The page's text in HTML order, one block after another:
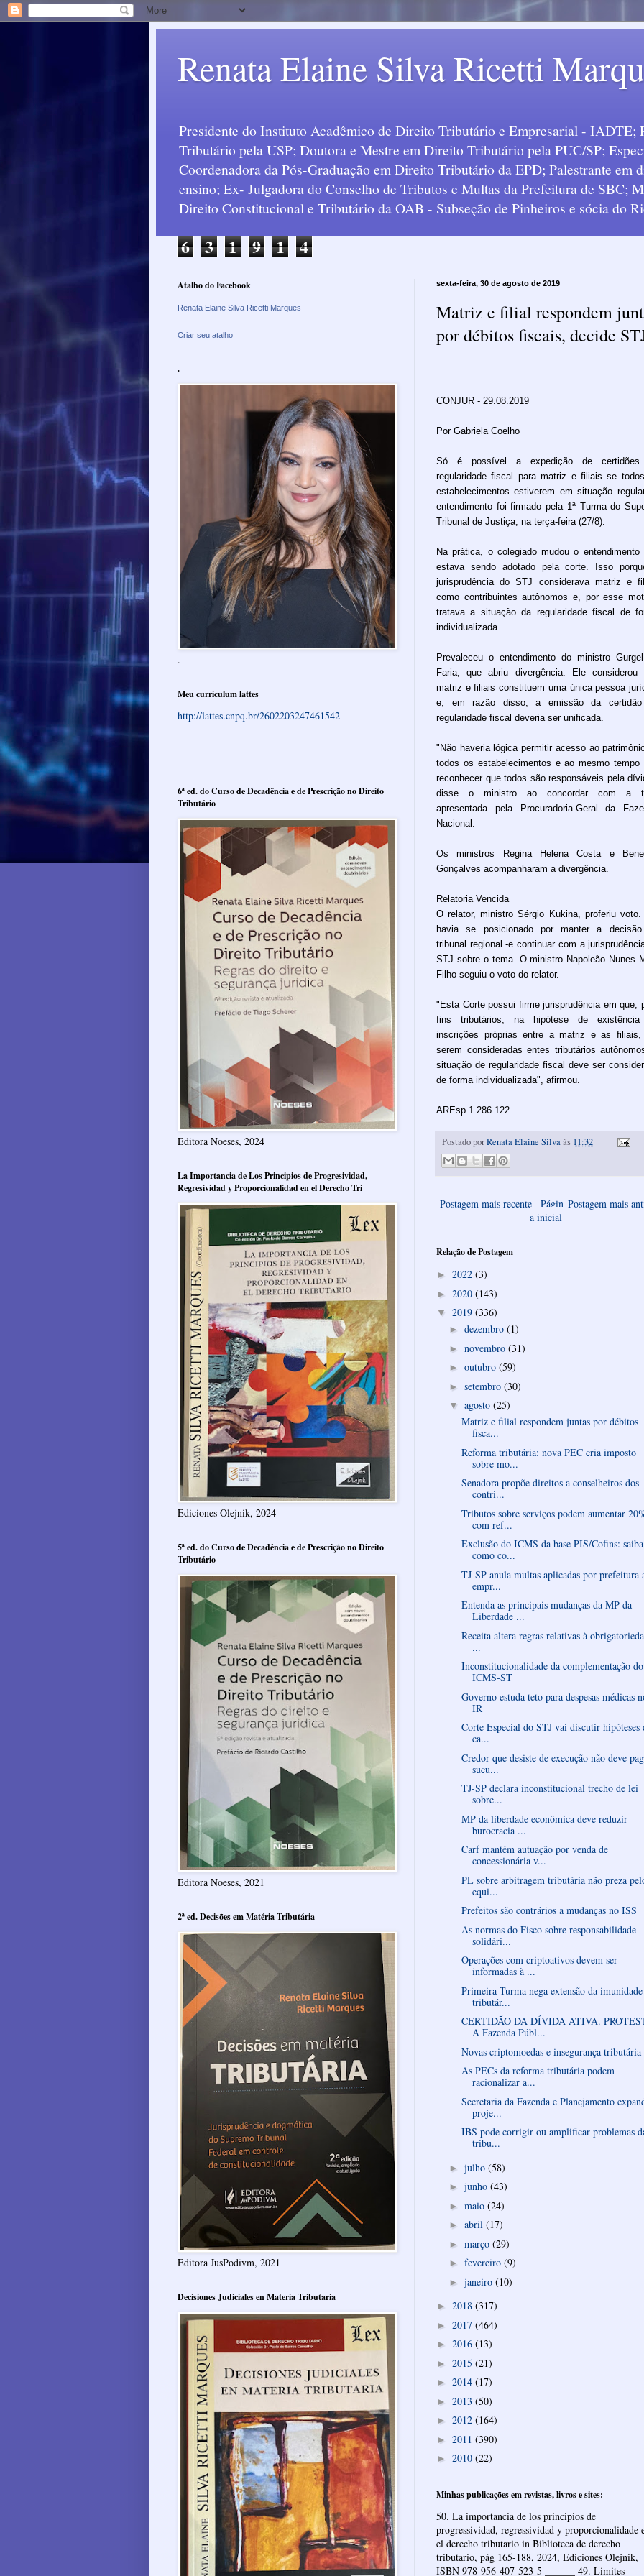
Renata Elaine Silva Ricetti
Presidente do Instituto Acadêmico de Direito Tributário e Empresarial - IADTE;
Tributário pela USP; Doutora e Mestre em Direito Tributário pela PUC/SP;
Coordenadora da Pós-Graduação em Direito Tributário da EPD; Palestrante em
ensino; Ex- Julgadora do Conselho de Tributos e Multas da Prefeitura de SBC;
Direito Constitucional e Tributário da OAB - Subseção de Pinheiros e sócia do
6 3 1 9 1 4
sexta-feira, 30 de agosto de 2019
Matriz e filial respondem
por débitos fiscais, decide
CONJUR - 29.08.2019
Por Gabriela Coelho
Só é possível a expedição de
regularidade fiscal para matriz e filiais se
estabelecimentos estiverem em situação
entendimento foi firmado pela 1ª Turma do
Tribunal de Justiça, na terça-feira (27/8).
Na prática, o colegiado mudou o entendimento
estava sendo adotado pela corte. Isso
jurisprudência do STJ considerava matriz e
como contribuintes autônomos e, por esse
tratava a situação da regularidade fiscal de
individualizada.
Prevaleceu o entendimento do ministro
Faria, que abriu divergência. Ele considerou
matriz e filiais constituem uma única pessoa
e, em razão disso, a emissão da
regularidade fiscal deveria ser unificada.
"Não haveria lógica permitir acesso ao
todos os estabelecimentos e ao mesmo tempo
reconhecer que todos são responsáveis pela
disse o ministro ao concordar com a
apresentada pela Procuradoria-Geral da
Nacional.
Os ministros Regina Helena Costa e
Gonçalves acompanharam a divergência.
Relatoria Vencida
O relator, ministro Sérgio Kukina, proferiu voto.
havia se posicionado por manter a
tribunal regional -e continuar com a
STJ sobre o tema. O ministro Napoleão Nunes
Filho seguiu o voto do relator.
"Esta Corte possui firme jurisprudência em que,
fins tributários, na hipótese de
inscrições próprias entre a matriz e as filiais,
serem consideradas entes tributários
situação de regularidade fiscal deve ser
de forma individualizada", afirmou.
AREsp 1.286.122
Postado porRenata Elaine Silvaàs 11:32
Postagem mais recente Postagem mais
Págin
a inicial
Relação de Postagem
► 2022 (3)
► 2020 (143)
▼ 2019 (336)
► dezembro (1)
► novembro (31)
► outubro (59)
► setembro (30)
▼ agosto (25)
Matriz e filial respondem juntas por débitos
fisca...
Reforma tributária: nova PEC cria imposto
sobre mo...
Senadora propõe direitos a conselheiros dos
contri...
Tributos sobre serviços podem aumentar
com ref...
Exclusão do ICMS da base PIS/Cofins: saiba
como co...
TJ-SP anula multas aplicadas por prefeitura
empr...
Entenda as principais mudanças da MP da
Liberdade ...
Receita altera regras relativas à
...
Inconstitucionalidade da complementação do
ICMS-ST
Governo estuda teto para despesas médicas
IR
Corte Especial do STJ vai discutir hipóteses
ca...
Credor que desiste de execução não deve
sucu...
TJ-SP declara inconstitucional trecho de lei
sobre...
MP da liberdade econômica deve reduzir
burocracia ...
Carf mantém autuação por venda de
concessionária v...
PL sobre arbitragem tributária não preza
equi...
Prefeitos são contrários a mudanças no ISS
As normas do Fisco sobre responsabilidade
solidári...
Operações com criptoativos devem ser
informadas à ...
Primeira Turma nega extensão da imunidade
tributár...
CERTIDÃO DA DÍVIDA ATIVA.
A Fazenda Públ...
Novas criptomoedas e insegurança tributária
As PECs da reforma tributária podem
racionalizar a...
Secretaria da Fazenda e Planejamento
proje...
IBS pode corrigir ou amplificar problemas
tribu...
► julho (58)
► junho (43)
► maio (24)
► abril (17)
► março (29)
► fevereiro (9)
► janeiro (10)
► 2018 (317)
► 2017 (464)
► 2016 (13)
► 2015 (21)
► 2014 (17)
► 2013 (50)
► 2012 (164)
► 2011 (390)
► 2010 (22)
Minhas publicações em revistas, livros e sites:
50. La importancia de los principios de
progressividad, regressividad y proporcionalidade
el derecho tributario in Biblioteca de derecho
tributario, pág 165-188, 2024, Ediciones Olejnik,
ISBN 978-956-407-523-5 ______ 49. Limites
Atalho do Facebook
Renata Elaine Silva Ricetti Marques
Criar seu atalho
.
.
Meu curriculum lattes
http://lattes.cnpq.br/2602203247461542
6ª ed. do Curso de Decadência e de Prescrição no Direito
Tributário
Editora Noeses, 2024
La Importancia de Los Principios de Progresividad,
Regresividad y Proporcionalidad en el Derecho Tri
Ediciones Olejnik, 2024
5ª ed. do Curso de Decadência e de Prescrição no Direito
Tributário
Editora Noeses, 2021
2ª ed. Decisões em Matéria Tributária
Editora JusPodivm, 2021
Decisiones Judiciales en Materia Tributaria